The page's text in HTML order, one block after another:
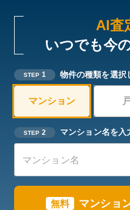
AI査
いつでも今
STEP 1 物件の種類を選択
マンション
STEP 2 マンション名を入
無料 マンショ